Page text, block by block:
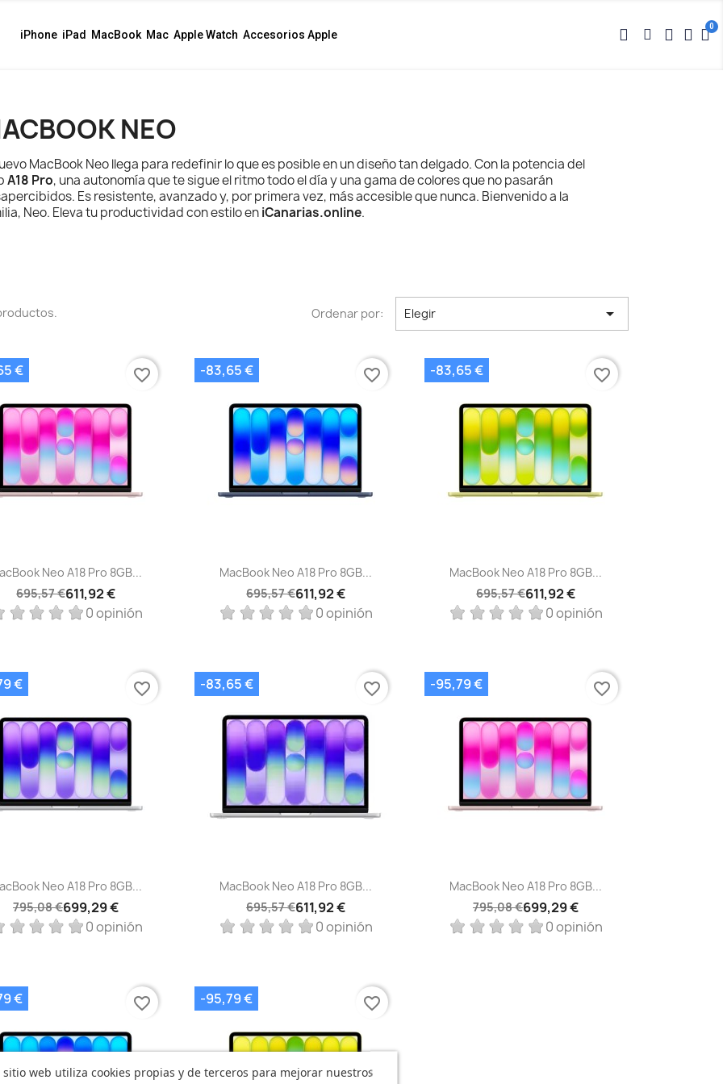
iPhone iPad MacBook Mac Apple Watch Accesorios Apple
NEO
MacBook Neo llega para redefinir lo que es posible en un diseño tan delgado. Con la potencia del
A18 Pro, una autonomía que te sigue el ritmo todo el día y una gama de colores que no pasarán
Es resistente, avanzado y, por primera vez, más accesible que nunca. Bienvenido a la
Neo. Eleva tu productividad con estilo eniCanarias.online.
Ordenar por: Elegir 
Vista rápida
Neo A18 Pro 8GB...
695,57 €611,92 €
0 opinión
€ favorite_border
Vista rápida
MacBook Neo A18 Pro 8GB...
695,57 €611,92 €
0 opinión
-83,65 € favorite_border
Vista rápida
MacBook Neo A18 Pro 8GB...
695,57 €611,92 €
0 opinión
-83,65 € favorite_border
Vista rápida
Neo A18 Pro 8GB...
795,08 €699,29 €
0 opinión
€ favorite_border
Vista rápida
MacBook Neo A18 Pro 8GB...
695,57 €611,92 €
0 opinión
-83,65 € favorite_border
Vista rápida
MacBook Neo A18 Pro 8GB...
795,08 €699,29 €
0 opinión
-95,79 € favorite_border
€ favorite_border -95,79 € favorite_border
sitio web utiliza cookies propias y de terceros para mejorar nuestros